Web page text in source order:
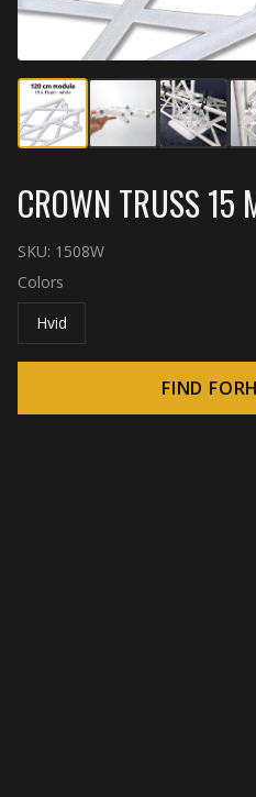
CROWN TRUSS 15
SKU: 1508W
Colors
Hvid
FIND